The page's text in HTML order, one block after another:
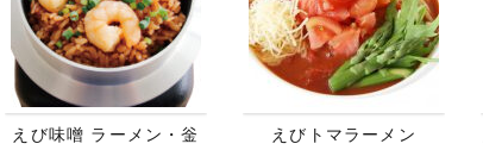
えび味噌 ラーメン・釡
えびトマラーメン